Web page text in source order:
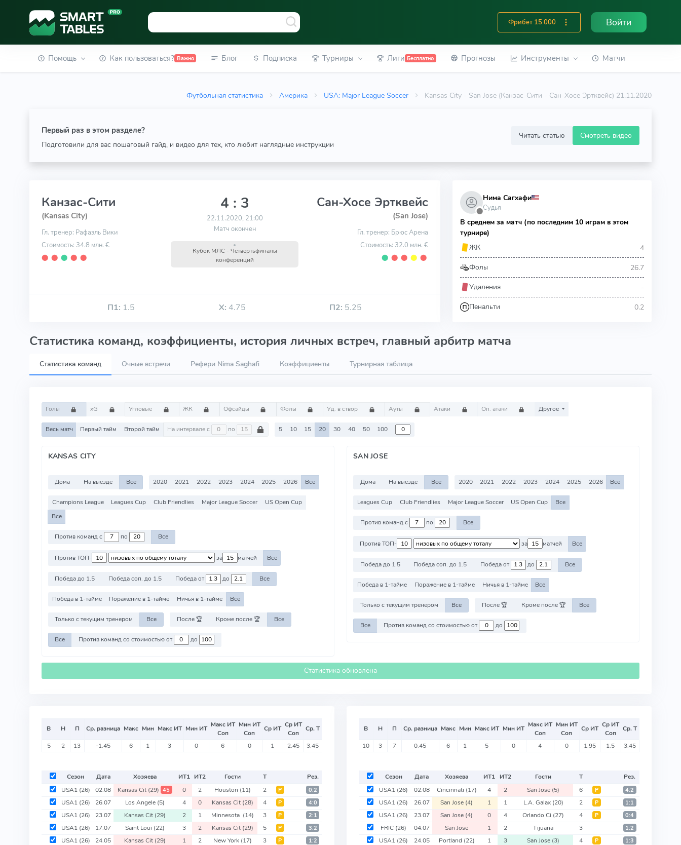
Фрибет 15 000 Войти
Помощь Как пользоваться? Важно Блог Подписка Турниры Лиги Бесплатно Прогнозы Инструменты Матчи
Футбольная статистика Америка USA: Major League Soccer Kansas City - San Jose (Канзас-Сити - Сан-Хосе Эртквейс) 21.11.2020
Первый раз в этом разделе?
Подготовили для вас пошаговый гайд, и видео для тех, кто любит наглядные инструкции
Читать статью Смотреть видео
Канзас-Сити
(Kansas City)
Гл. тренер: Рафаэль Вики
Стоимость: 34.8 млн. €
⬤ ⬤ ⬤ ⬤ ⬤
4 : 3
22.11.2020, 21:00
Матч окончен
Кубок МЛС - Четвертьфиналы
конференций
Сан-Хосе Эртквейс
(San Jose)
Гл. тренер: Брюс Арена
Стоимость: 32.0 млн. €
⬤ ⬤ ⬤ ⬤ ⬤
П1: 1.5 Х: 4.75 П2: 5.25
⬤
Нима Сагхафи
Судья
В среднем за матч (по последним 10 играм в этом
турнире)
ЖК
4
Фолы 26.7
Удаления -
Пенальти 0.2
Статистика команд, коэффициенты, история личных встреч, главный арбитр матча
Статистика команд Очные встречи Рефери Nima Saghafi Коэффициенты Турнирная таблица
Голы xG Угловые ЖК Офсайды Фолы Уд. в створ Ауты Атаки Оп. атаки Другое
Весь матч Первый тайм Второй тайм На интервале с по 5 10 15 20 30 40 50 100
KANSAS CITY
Дома На выезде Все 2020 2021 2022 2023 2024 2025 2026 Все
Champions League Leagues Cup Club Friendlies Major League Soccer
US Open Cup
Все
Против команд с по Все
Против ТОП- за матчей Все
Победа до 1.5 Победа соп. до 1.5 Победа от до Все
Победа в 1-тайме Поражение в 1-тайме Ничья в 1-тайме Все
Только с текущим тренером Все После 🏆 Кроме после 🏆 Все
Все Против команд со стоимостью от до
SAN JOSE
Дома На выезде Все 2020 2021 2022 2023 2024 2025 2026 Все
Leagues Cup Club Friendlies Major League Soccer US Open Cup Все
Против команд с по Все
Против ТОП- за матчей Все
Победа до 1.5 Победа соп. до 1.5 Победа от до Все
Победа в 1-тайме Поражение в 1-тайме Ничья в 1-тайме Все
Только с текущим тренером Все После 🏆 Кроме после 🏆 Все
Все Против команд со стоимостью от до
Статистика обновлена
В Н П Ср. разница Макс Мин Макс ИТ Мин ИТ Макс ИТ
Соп
Мин ИТ
Соп
Ср ИТ Ср ИТ
Соп
Ср. Т
5 2 13 -1.45 6 1 3 0 6 0 1 2.45 3.45
Сезон Дата Хозяева ИТ1 ИТ2 Гости Т
Рез.
USA1 (26) 02.08 Kansas Cit (29) 45 0 2 Houston (11) 2 Р 0:2
USA1 (26) 26.07 Los Angele (5) 4 0 Kansas Cit (28) 4 Р 4:0
USA1 (26) 23.07 Kansas Cit (29) 2 1 Minnesota (14) 3 Р 2:1
USA1 (26) 17.07 Saint Loui (22) 3 2 Kansas Cit (29) 5 Р 3:2
USA1 (26) 24.05 Kansas Cit (29) 1 2 New York (17) 3 Р 1:2
В Н П Ср. разница Макс Мин Макс ИТ Мин ИТ Макс ИТ
Соп
Мин ИТ
Соп
Ср ИТ Ср ИТ
Соп
Ср. Т
10 3 7 0.45 6 1 5 0 4 0 1.95 1.5 3.45
Сезон Дата Хозяева ИТ1 ИТ2 Гости Т
Рез.
USA1 (26) 02.08 Cincinnati (17) 4 2 San Jose (5) 6 Р 4:2
USA1 (26) 26.07 San Jose (4) 1 1 L.A. Galax (20) 2 Р 1:1
USA1 (26) 23.07 San Jose (4) 0 4 Orlando Ci (27) 4 Р 0:4
FRIC (26) 04.07 San Jose 1 2 Tijuana 3 1:2
USA1 (26) 24.05 Portland (22) 1 3 San Jose (3) 4 Р 1:3